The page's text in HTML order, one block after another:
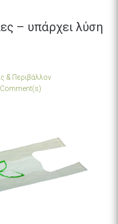
– υπάρχει λύση
& Περιβάλλον